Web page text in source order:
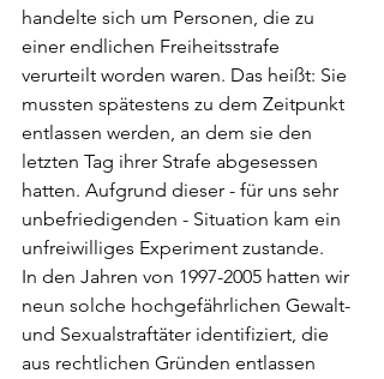
handelte sich um Personen, die zu
einer endlichen Freiheitsstrafe
verurteilt worden waren. Das heißt: Sie
mussten spätestens zu dem Zeitpunkt
entlassen werden, an dem sie den
letzten Tag ihrer Strafe abgesessen
hatten. Aufgrund dieser - für uns sehr
unbefriedigenden - Situation kam ein
unfreiwilliges Experiment zustande.
In den Jahren von 1997-2005 hatten wir
neun solche hochgefährlichen Gewalt-
und Sexualstraftäter identifiziert, die
aus rechtlichen Gründen entlassen